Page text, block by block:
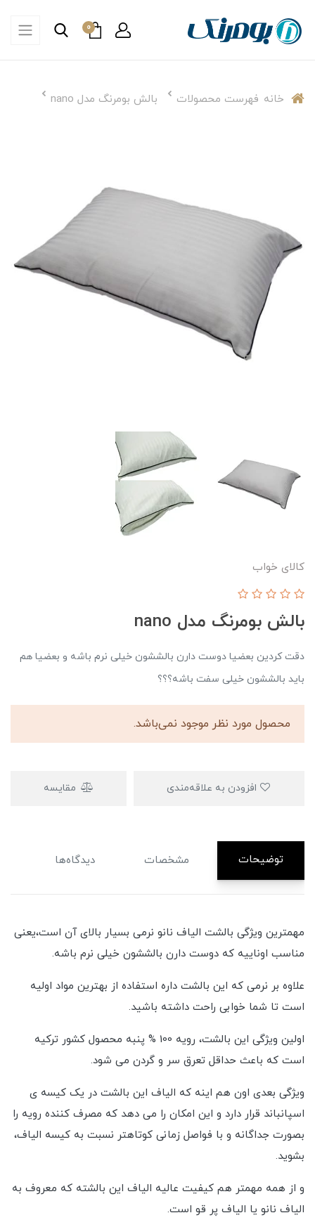
0
خانه فهرست محصولات بالش بومرنگ مدل nano
کالای خواب
بالش بومرنگ مدل nano
دقت کردین بعضیا دوست دارن بالششون خیلی نرم باشه و بعضیا هم
باید بالششون خیلی سفت باشه؟؟؟
محصول مورد نظر موجود نمی‌باشد.
مقایسه
توضیحات مشخصات دیدگاه‌ها
مهمترین ویژگی بالشت الیاف نانو نرمی بسیار بالای آن است،یعنی
مناسب اوناییه که دوست دارن بالششون خیلی نرم باشه.
علاوه بر نرمی که این بالشت داره استفاده از بهترین مواد اولیه
است تا شما خوابی راحت داشته باشید.
اولین ویژگی این بالشت، رویه 100 % پنبه محصول کشور ترکیه
است که باعث حداقل تعرق سر و گردن می شود.
ویژگی بعدی اون هم اینه که الیاف این بالشت در یک کیسه ی
اسپانباند قرار دارد و این امکان را می دهد که مصرف کننده رویه را
بصورت جداگانه و با فواصل زمانی کوتاهتر نسبت به کیسه الیاف،
بشوید.
و از همه مهمتر هم کیفیت عالیه الیاف این بالشته که معروف به
الیاف نانو یا الیاف پر قو است.